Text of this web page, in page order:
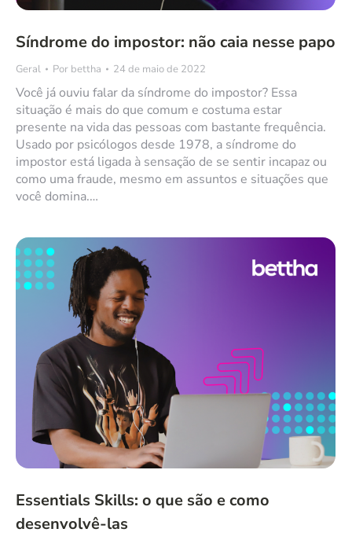
Síndrome do impostor: não caia nesse papo
Geral Por bettha 24 de maio de 2022
Você já ouviu falar da síndrome do impostor? Essa
situação é mais do que comum e costuma estar
presente na vida das pessoas com bastante frequência.
Usado por psicólogos desde 1978, a síndrome do
impostor está ligada à sensação de se sentir incapaz ou
como uma fraude, mesmo em assuntos e situações que
você domina.…
Essentials Skills: o que são e como
desenvolvê-las